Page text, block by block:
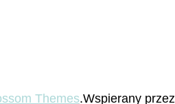
Themes.Wspierany przez